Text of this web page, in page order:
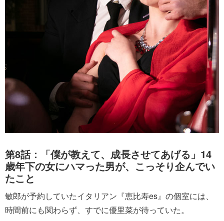
第8話：「僕が教えて、成長させてあげる」14
歳年下の女にハマった男が、こっそり企んでい
たこと
敏郎が予約していたイタリアン『恵比寿es』の個室には、
時間前にも関わらず、すでに優里菜が待っていた。